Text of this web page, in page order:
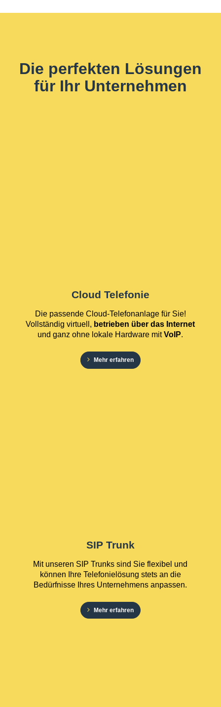
Die perfekten Lösungen
für Ihr Unternehmen
Cloud Telefonie
Die passende Cloud-Telefonanlage für Sie!
Vollständig virtuell, betrieben über das Internet
und ganz ohne lokale Hardware mitVoIP.
Mehr erfahren
SIP Trunk
Mit unseren SIP Trunks sind Sie flexibel und
können Ihre Telefonielösung stets an die
Bedürfnisse Ihres Unternehmens anpassen.
Mehr erfahren